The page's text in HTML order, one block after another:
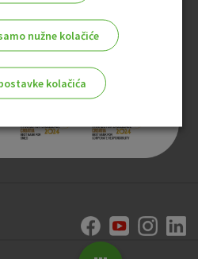
nužne kolačiće
kolačića
Nužni kolačići